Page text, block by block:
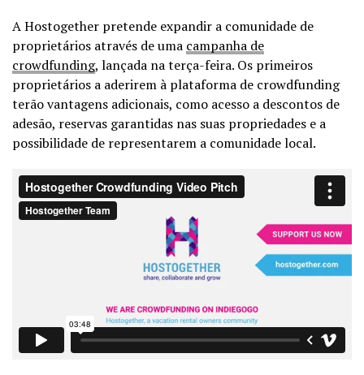
A Hostogether pretende expandir a comunidade de
proprietários através de uma campanha de
crowdfunding, lançada na terça-feira. Os primeiros
proprietários a aderirem à plataforma de crowdfunding
terão vantagens adicionais, como acesso a descontos de
adesão, reservas garantidas nas suas propriedades e a
possibilidade de representarem a comunidade local.